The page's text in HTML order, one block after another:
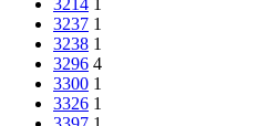
3237 1
3238 1
3296 4
3300 1
3326 1